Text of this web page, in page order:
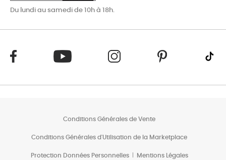
Du lundi au samedi de 10h à 18h.
Conditions Générales de Vente
Conditions Générales d'Utilisation de la Marketplace
Protection Données Personnelles Mentions Légales